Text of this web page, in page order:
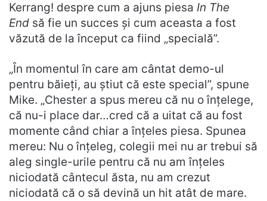
Kerrang! despre cum a ajuns piesa In The
End să fie un succes și cum aceasta a fost
văzută de la început ca fiind „specială”.
„În momentul în care am cântat demo-ul
pentru băieți, au știut că este special”, spune
Mike. „Chester a spus mereu că nu o înțelege,
că nu-i place dar…cred că a uitat că au fost
momente când chiar a înțeles piesa. Spunea
mereu: Nu o înțeleg, colegii mei nu ar trebui să
aleg single-urile pentru că nu am înțeles
niciodată cântecul ăsta, nu am crezut
niciodată că o să devină un hit atât de mare.